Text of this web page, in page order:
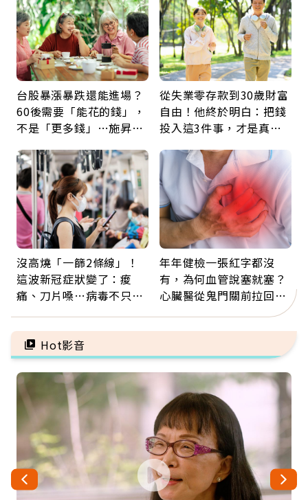
台股暴漲暴跌還能進場？
60後需要「能花的錢」，
不是「更多錢」…施昇
票
從失業零存款到30歲財富
自由！他終於明白：把錢
投入這3件事，才是真正
沒高燒「一篩2條線」！
這波新冠症狀變了：痠
痛、刀片嗓…病毒不只攻
管發炎
年年健檢一張紅字都沒
有，為何血管說塞就塞？
心臟醫從鬼門關前拉回病
人：會不會心梗要看對數
字
Hot影音